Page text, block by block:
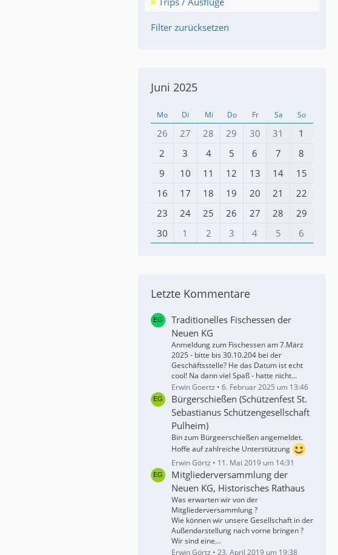
Filter zurücksetzen
Juni 2025
Mo Di Mi Do Fr Sa So
26 27 28 29 30 31
1
2
3 4 5 6 7
8
9
10 11 12 13 14
15
16
17 18 19 20 21
22
23
24 25 26 27 28
29
30
1 2 3 4 5 6
Letzte Kommentare
Traditionelles Fischessen der
Neuen KG
Anmeldung zum Fischessen am 7.März
2025 - bitte bis 30.10.204 bei der
Geschäftsstelle? He das Datum ist echt
cool! Na dann viel Spaß - hatte nicht…
Erwin Goertz
6. Februar 2025 um 13:46
Bürgerschießen (Schützenfest St.
Sebastianus Schützengesellschaft
Pulheim)
Bin zum Bürgeerschießen angemeldet.
Hoffe auf zahlreiche Unterstützung
Erwin Görtz
11. Mai 2019 um 14:31
Mitgliederversammlung der
Neuen KG, Historisches Rathaus
Was erwarten wir von der
Mitgliederversammlung ?
Wie können wir unsere Gesellschaft in der
Außendarstellung nach vorne bringen ?
Wir sind eine…
Erwin Görtz
23. April 2019 um 19:38